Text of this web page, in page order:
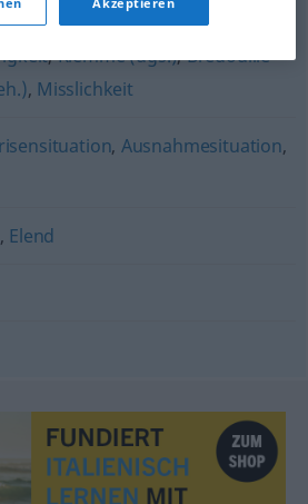
Patsche,(in der) Tinte (sitzen)
,Klemme (ugs.),Bredouille
, Misslichkeit
, Ausnahmesituation,
, Elend